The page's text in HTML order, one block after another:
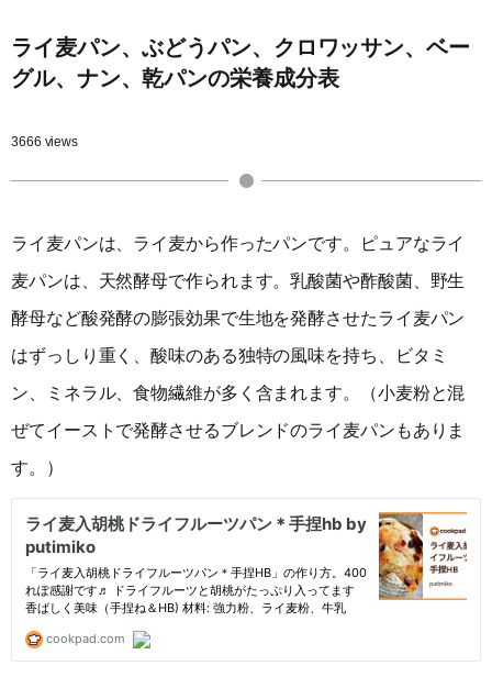
ライ麦パン、ぶどうパン、クロワッサン、ベー
グル、ナン、乾パンの栄養成分表
3666 views
ライ麦パンは、ライ麦から作ったパンです。ピュアなライ
麦パンは、天然酵母で作られます。乳酸菌や酢酸菌、野生
酵母など酸発酵の膨張効果で生地を発酵させたライ麦パン
はずっしり重く、酸味のある独特の風味を持ち、ビタミ
ン、ミネラル、食物繊維が多く含まれます。（小麦粉と混
ぜてイーストで発酵させるブレンドのライ麦パンもありま
す。）